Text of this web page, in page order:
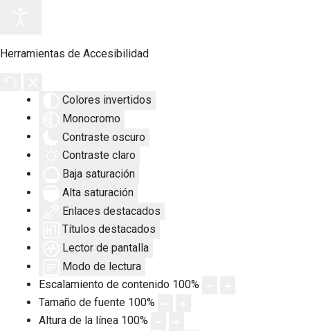
Herramientas de Accesibilidad
Colores invertidos
Monocromo
Contraste oscuro
Contraste claro
Baja saturación
Alta saturación
Enlaces destacados
Títulos destacados
Lector de pantalla
Modo de lectura
Escalamiento de contenido 100%
Tamaño de fuente 100%
Altura de la línea 100%